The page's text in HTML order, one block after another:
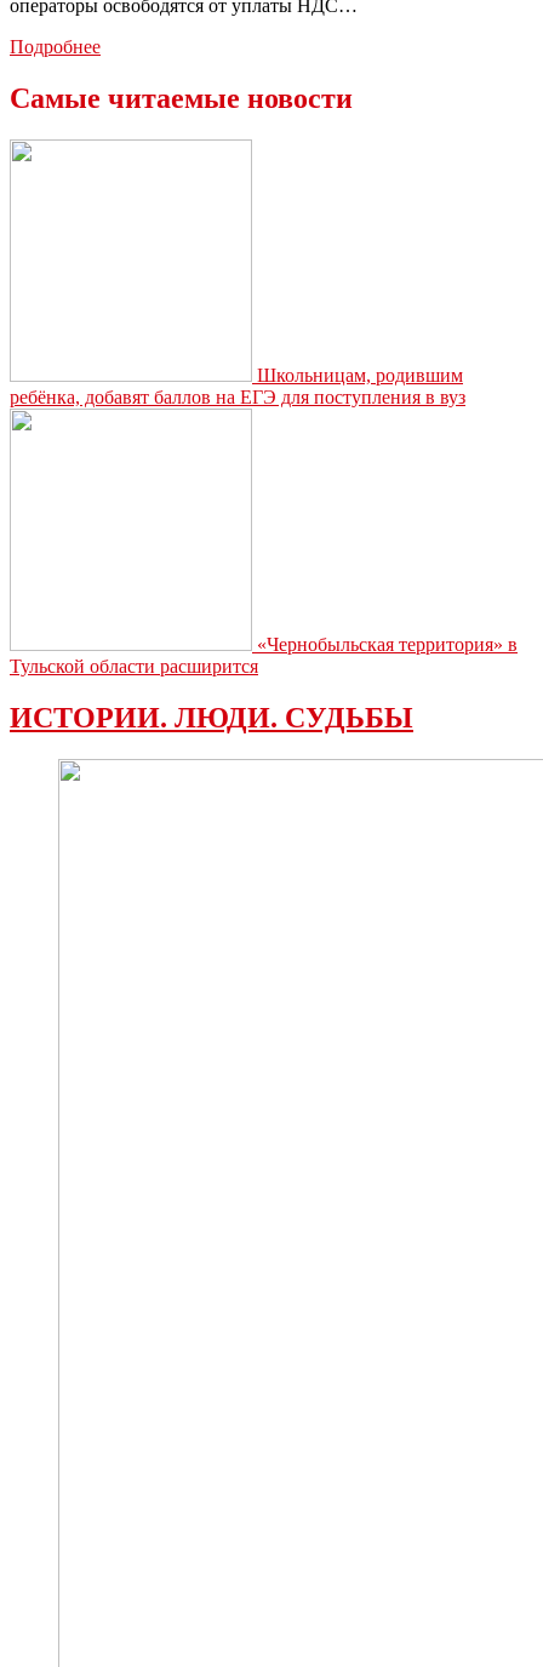
операторы освободятся от уплаты НДС…
ПодробнееКабмин
освободить
Самые читаемые новости
Школьницам, родившим
ребёнка, добавят баллов на ЕГЭ для поступления в вуз
«Чернобыльская территория» в
Тульской области расширится
ИСТОРИИ. ЛЮДИ. СУДЬБЫ